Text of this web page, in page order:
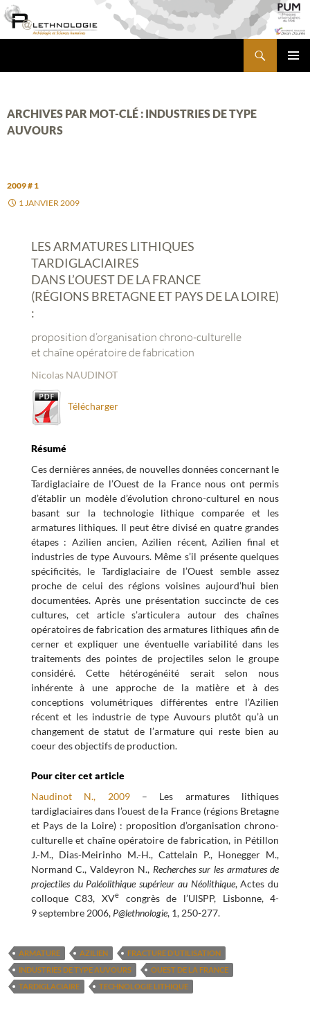
Aller
au
contenu
ARCHIVES PAR MOT-CLÉ : INDUSTRIES DE TYPE
AUVOURS
2009 # 1
1 JANVIER 2009
LES ARMATURES LITHIQUES
TARDIGLACIAIRES
DANS L’OUEST DE LA FRANCE
(RÉGIONS BRETAGNE ET PAYS DE LA LOIRE)
:
proposition d’organisation chrono-culturelle
et chaîne opératoire de fabrication
Nicolas NAUDINOT
Télécharger
Résumé
Ces dernières années, de nouvelles données concernant le
Tardiglaciaire de l’Ouest de la France nous ont permis
d’établir un modèle d’évolution chrono-culturel en nous
basant sur la technologie lithique comparée et les
armatures lithiques. Il peut être divisé en quatre grandes
étapes : Azilien ancien, Azilien récent, Azilien final et
industries de type Auvours. Même s’il présente quelques
spécificités, le Tardiglaciaire de l’Ouest semble assez
proche de celui des régions voisines aujourd’hui bien
documentées. Après une présentation succincte de ces
cultures, cet article s’articulera autour des chaînes
opératoires de fabrication des armatures lithiques afin de
cerner et expliquer une éventuelle variabilité dans les
traitements des pointes de projectiles selon le groupe
considéré. Cette hétérogénéité serait selon nous
inhérente à une approche de la matière et à des
conceptions volumétriques différentes entre l’Azilien
récent et les industrie de type Auvours plutôt qu’à un
changement de statut de l’armature qui reste bien au
coeur des objectifs de production.
Pour citer cet article
Naudinot N., 2009 – Les armatures lithiques
tardiglaciaires dans l’ouest de la France (régions Bretagne
et Pays de la Loire) : proposition d’organisation chrono-
culturelle et chaîne opératoire de fabrication, in Pétillon
J.-M., Dias-Meirinho M.-H., Cattelain P., Honegger M.,
Normand C., Valdeyron N., Recherches sur les armatures de
projectiles du Paléolithique supérieur au Néolithique, Actes du
colloque C83, XVe
congrès de l’UISPP, Lisbonne, 4-
9 septembre 2006, P@lethnologie, 1, 250-277.
ARMATURE AZILIEN
FRACTURE D’UTILISATION
INDUSTRIES DE TYPE AUVOURS
OUEST DE LA FRANCE
TARDIGLACIAIRE
TECHNOLOGIE LITHIQUE